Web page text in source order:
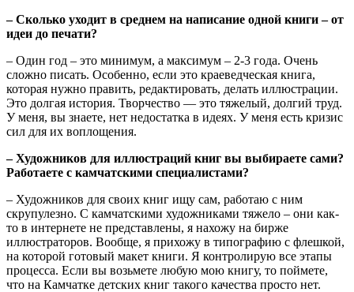
– Сколько уходит в среднем на написание одной книги – от
идеи до печати?
– Один год – это минимум, а максимум – 2-3 года. Очень
сложно писать. Особенно, если это краеведческая книга,
которая нужно править, редактировать, делать иллюстрации.
Это долгая история. Творчество — это тяжелый, долгий труд.
У меня, вы знаете, нет недостатка в идеях. У меня есть кризис
сил для их воплощения.
– Художников для иллюстраций книг вы выбираете сами?
Работаете с камчатскими специалистами?
– Художников для своих книг ищу сам, работаю с ним
скрупулезно. С камчатскими художниками тяжело – они как-
то в интернете не представлены, я нахожу на бирже
иллюстраторов. Вообще, я прихожу в типографию с флешкой,
на которой готовый макет книги. Я контролирую все этапы
процесса. Если вы возьмете любую мою книгу, то поймете,
что на Камчатке детских книг такого качества просто нет.